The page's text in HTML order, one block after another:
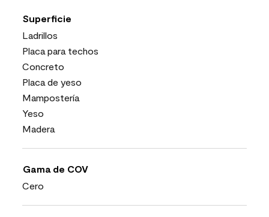
Superficie
Ladrillos
Placa para techos
Concreto
Placa de yeso
Mampostería
Yeso
Madera
Gama de COV
Cero